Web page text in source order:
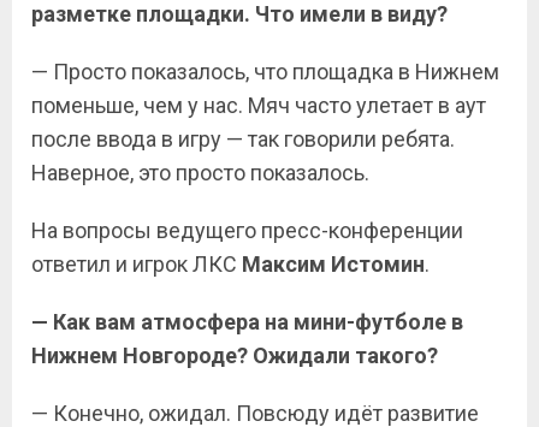
разметке площадки. Что имели в виду?
— Просто показалось, что площадка в Нижнем
поменьше, чем у нас. Мяч часто улетает в аут
после ввода в игру — так говорили ребята.
Наверное, это просто показалось.
На вопросы ведущего пресс-конференции
ответил и игрок ЛКС Максим Истомин.
— Как вам атмосфера на мини-футболе в
Нижнем Новгороде? Ожидали такого?
— Конечно, ожидал. Повсюду идёт развитие